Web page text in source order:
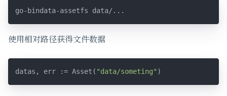
go-bindata-assetfs data/...
使用相对路径获得文件数据
datas, err := Asset( "data/someting" )